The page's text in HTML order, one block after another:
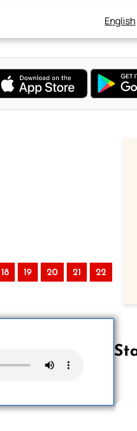
English
18 19 20 21 22
Follow us on Facebook